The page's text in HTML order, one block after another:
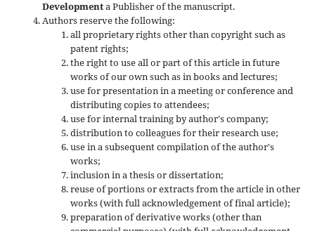
Developmenta Publisher of the manuscript.
Authors reserve the following:
all proprietary rights other than copyright such as
patent rights;
the right to use all or part of this article in future
works of our own such as in books and lectures;
use for presentation in a meeting or conference and
distributing copies to attendees;
use for internal training by author's company;
distribution to colleagues for their research use;
use in a subsequent compilation of the author's
works;
inclusion in a thesis or dissertation;
reuse of portions or extracts from the article in other
works (with full acknowledgement of final article);
preparation of derivative works (other than